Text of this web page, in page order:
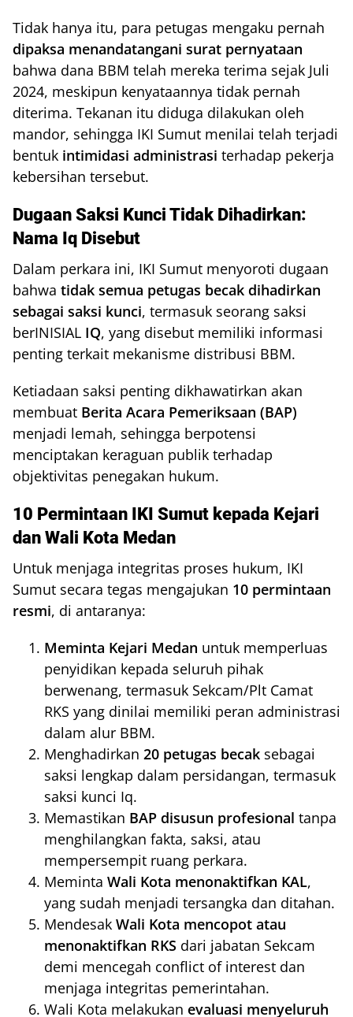
Tidak hanya itu, para petugas mengaku pernah
dipaksa menandatangani surat pernyataan
bahwa dana BBM telah mereka terima sejak Juli
2024, meskipun kenyataannya tidak pernah
diterima. Tekanan itu diduga dilakukan oleh
mandor, sehingga IKI Sumut menilai telah terjadi
bentuk intimidasi administrasi terhadap pekerja
kebersihan tersebut.
Dugaan Saksi Kunci Tidak Dihadirkan:
Nama Iq Disebut
Dalam perkara ini, IKI Sumut menyoroti dugaan
bahwa tidak semua petugas becak dihadirkan
sebagai saksi kunci, termasuk seorang saksi
berINISIAL IQ, yang disebut memiliki informasi
penting terkait mekanisme distribusi BBM.
Ketiadaan saksi penting dikhawatirkan akan
membuat Berita Acara Pemeriksaan (BAP)
menjadi lemah, sehingga berpotensi
menciptakan keraguan publik terhadap
objektivitas penegakan hukum.
10 Permintaan IKI Sumut kepada Kejari
dan Wali Kota Medan
Untuk menjaga integritas proses hukum, IKI
Sumut secara tegas mengajukan 10 permintaan
resmi, di antaranya:
Meminta Kejari Medan untuk memperluas
penyidikan kepada seluruh pihak
berwenang, termasuk Sekcam/Plt Camat
RKS yang dinilai memiliki peran administrasi
dalam alur BBM.
Menghadirkan 20 petugas becak sebagai
saksi lengkap dalam persidangan, termasuk
saksi kunci Iq.
Memastikan BAP disusun profesional tanpa
menghilangkan fakta, saksi, atau
mempersempit ruang perkara.
Meminta Wali Kota menonaktifkan KAL,
yang sudah menjadi tersangka dan ditahan.
Mendesak Wali Kota mencopot atau
menonaktifkan RKS dari jabatan Sekcam
demi mencegah conflict of interest dan
menjaga integritas pemerintahan.
Wali Kota melakukan evaluasi menyeluruh